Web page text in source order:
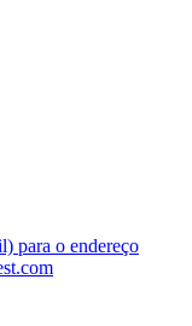
para o endereço